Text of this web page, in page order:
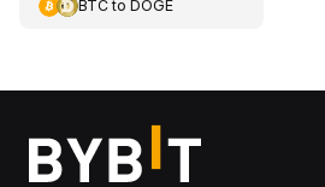
BTCto DOGE